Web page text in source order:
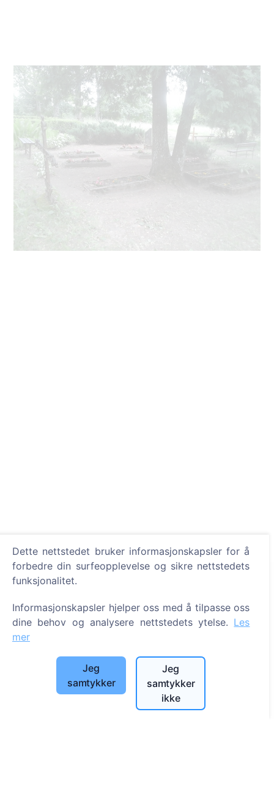
Om CEMETY
Ofte stilte spørsmål
Liste over kommuner og brukere
Personvernerklæring
Betalingspolicy
Dette nettstedet bruker informasjonskapsler for å
forbedre din surfeopplevelse og sikre nettstedets
funksjonalitet.
Informasjonskapsler hjelper oss med å tilpasse oss
dine behov og analysere nettstedets ytelse. Les
mer
Jeg
samtykker
Jeg
samtykker
ikke